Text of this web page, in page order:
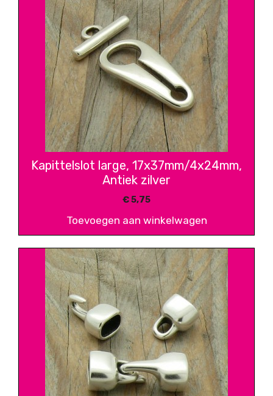
Kapittelslot large, 17x37mm/4x24mm,
Antiek zilver
€5,75
Toevoegen aan winkelwagen